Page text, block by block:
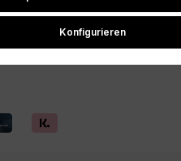
Konfigurieren